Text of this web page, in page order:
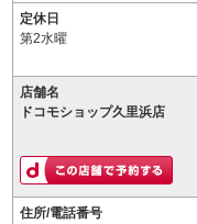
定休日
第2水曜
店舗名
ドコモショップ久里浜店
住所/電話番号